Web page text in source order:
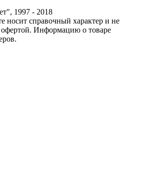
1997 - 2018
носит справочный характер и не
офертой. Информацию о товаре